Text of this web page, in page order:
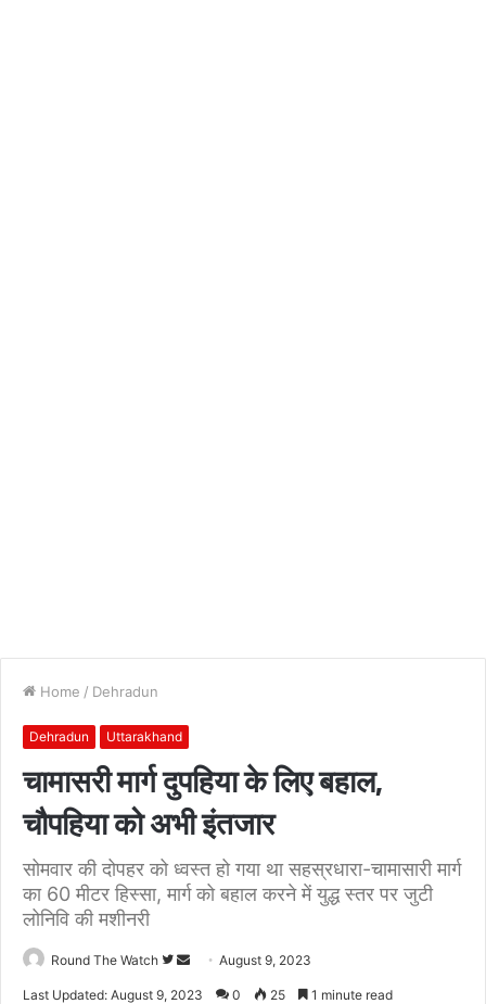
Home / Dehradun
Dehradun Uttarakhand
चामासरी मार्ग दुपहिया के लिए बहाल,
चौपहिया को अभी इंतजार
सोमवार की दोपहर को ध्वस्त हो गया था सहस्रधारा-चामासारी मार्ग
का 60 मीटर हिस्सा, मार्ग को बहाल करने में युद्ध स्तर पर जुटी
लोनिवि की मशीनरी
Round The Watch
Follow
SendAugust 9, 2023
Last Updated: August 9, 2023 0 25 1 minute read